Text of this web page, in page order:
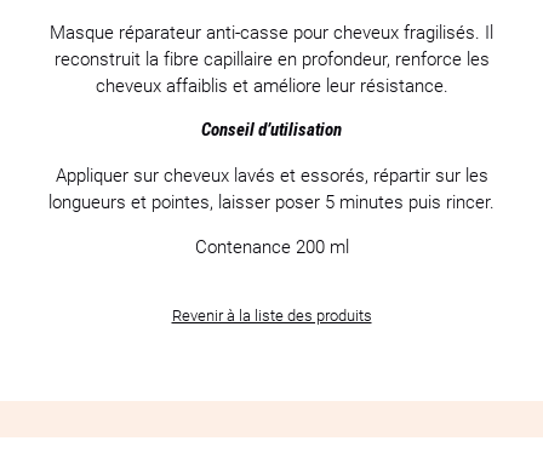
Masque réparateur anti-casse pour cheveux fragilisés. Il
reconstruit la fibre capillaire en profondeur, renforce les
cheveux affaiblis et améliore leur résistance.
Conseil d’utilisation
Appliquer sur cheveux lavés et essorés, répartir sur les
longueurs et pointes, laisser poser 5 minutes puis rincer.
Contenance 200 ml
Revenir à la liste des produits